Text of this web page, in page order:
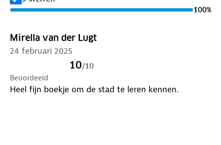
ook voor plekjes waar je kunt loungen tot in de
beleven.
100%
Mirella van der Lugt
24 februari 2025
10/10
Beoordeeld
Heel fijn boekje om de stad te leren kennen.